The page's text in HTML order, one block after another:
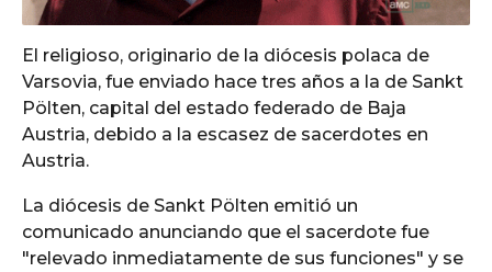
El religioso, originario de la diócesis polaca de
Varsovia, fue enviado hace tres años a la de Sankt
Pölten, capital del estado federado de Baja
Austria, debido a la escasez de sacerdotes en
Austria.
La diócesis de Sankt Pölten emitió un
comunicado anunciando que el sacerdote fue
"relevado inmediatamente de sus funciones" y se